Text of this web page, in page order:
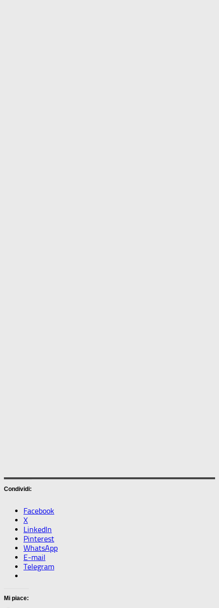
Condividi:
Facebook
X
LinkedIn
Pinterest
WhatsApp
E-mail
Telegram
Mi piace: